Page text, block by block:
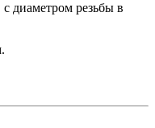
диаметром резьбы в